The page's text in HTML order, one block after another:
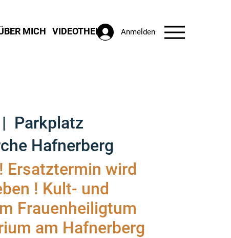
MICH VIDEOTHEK Anmelden
Parkplatz
Hafnerberg
Ersatztermin wird
! Kult- und
Frauenheiligtum
am Hafnerberg